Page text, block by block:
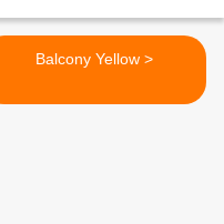
Balcony Yellow >